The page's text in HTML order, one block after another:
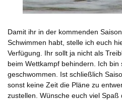
Damit ihr in der kommenden
Schwimmen habt, stelle ich euch
Verfügung. Ihr sollt ja nicht als
beim Wettkampf behindern. Ich bin
geschwommen. Ist schließlich
sonst keine Zeit die Pläne zu
zustellen. Wünsche euch viel Spaß